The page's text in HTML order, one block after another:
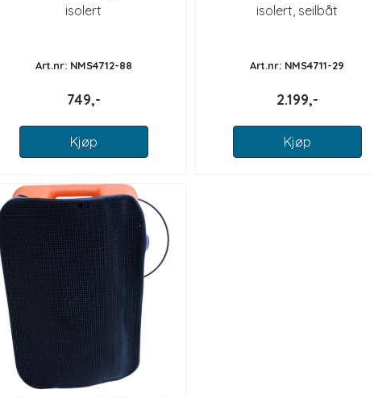
isolert
Art.nr: NMS4712-88
749,-
Kjøp
isolert, seilbåt
Art.nr: NMS4711-29
2.199,-
Kjøp